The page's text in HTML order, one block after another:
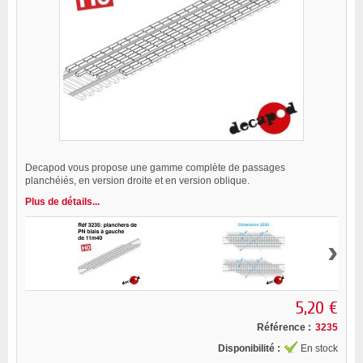
Decapod vous propose une gamme complète de passages
planchéiés, en version droite et en version oblique.
Plus de détails...
›
5,20 €
Référence : 3235
Disponibilité :
En stock